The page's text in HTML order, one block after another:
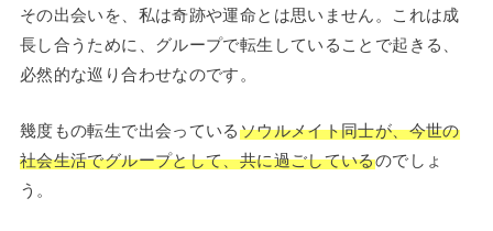
その出会いを、私は奇跡や運命とは思いません。これは成
長し合うために、グループで転生していることで起きる、
必然的な巡り合わせなのです。
幾度もの転生で出会っているソウルメイト同士が、今世の
社会生活でグループとして、共に過ごしているのでしょ
う。